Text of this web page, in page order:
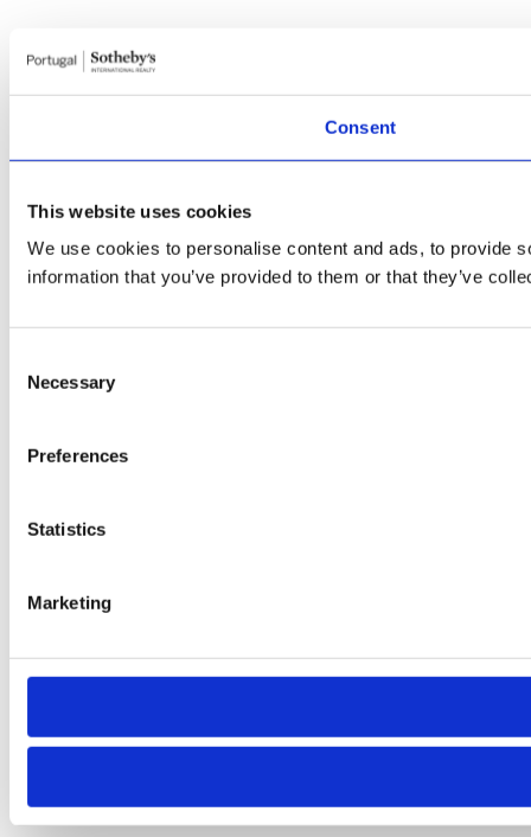
Consent
This website uses cookies
We use cookies to personalise content and ads, to provide
information that you’ve provided to them or that they’ve
Selection
Necessary
Preferences
Statistics
Marketing